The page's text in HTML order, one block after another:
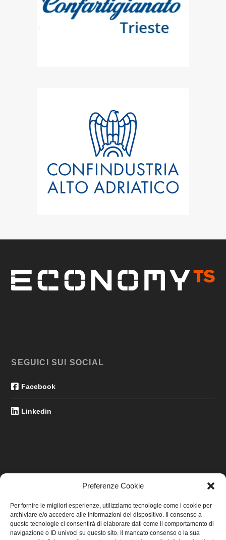
Preferenze Cookie
Per fornire le migliori esperienze, utilizziamo tecnologie come i cookie per
archiviare e/o accedere alle informazioni del dispositivo. Il consenso a
queste tecnologie ci consentirà di elaborare dati come il comportamento di
navigazione o ID univoci su questo sito. Il mancato consenso o la sua
SEGUICI SUI SOCIAL
Facebook
Linkedin
Home